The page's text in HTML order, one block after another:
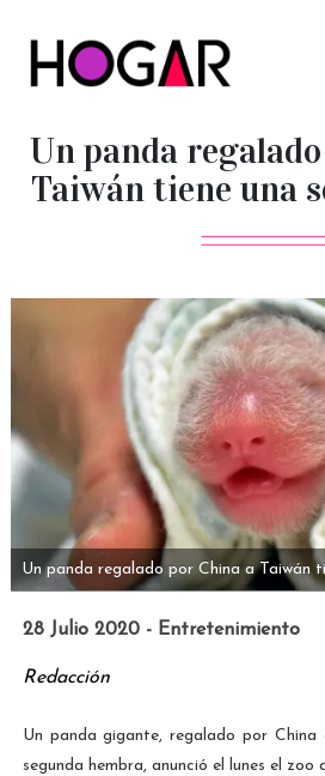
Un panda
Taiwán tiene una
Un panda regalado por China a Taiwán
28 Julio 2020 - Entretenimiento
Redacción
Un panda gigante, regalado por
segunda hembra, anunció el lunes el zoo